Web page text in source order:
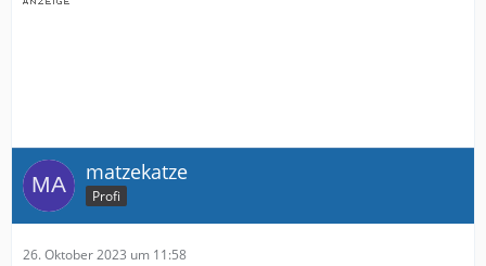
matzekatze
Profi
26. Oktober 2023 um 11:58